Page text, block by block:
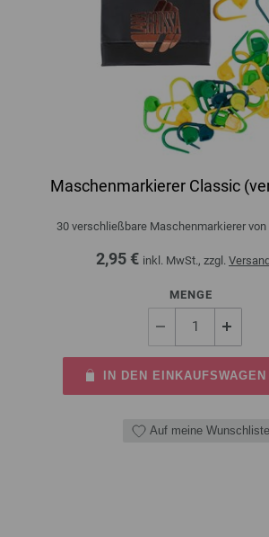
Maschenmarkierer Classic
30 verschließbare Maschenmarkierer von
2,95 € inkl. MwSt., zzgl.
MENGE
IN DEN
Auf meine Wunschliste